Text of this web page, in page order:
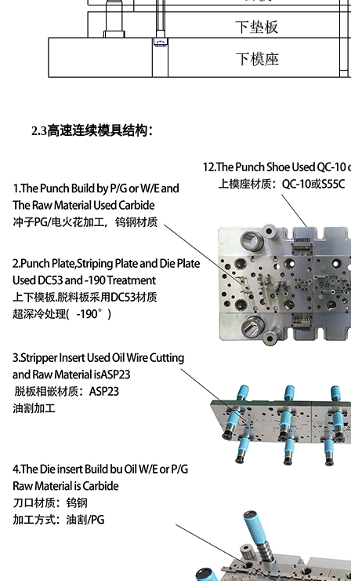
2.3高速连续模具结构：